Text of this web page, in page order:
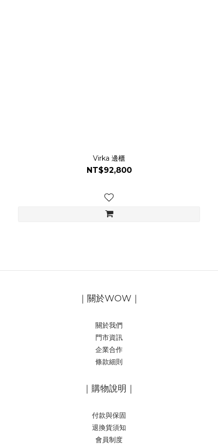
Virka 邊櫃
NT$92,800
｜關於WOW｜
關於我們
門市資訊
企業合作
條款細則
｜購物說明｜
付款與保固
退換貨須知
會員制度